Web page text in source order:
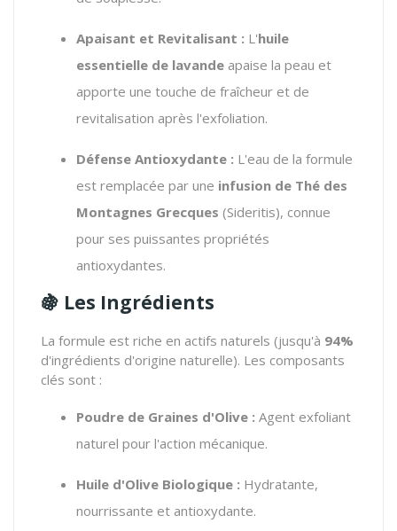
Apaisant et Revitalisant : L'huile
essentielle de lavande apaise la peau et
apporte une touche de fraîcheur et de
revitalisation après l'exfoliation.
Défense Antioxydante : L'eau de la formule
est remplacée par une infusion de Thé des
Montagnes Grecques (Sideritis), connue
pour ses puissantes propriétés
antioxydantes.
🍇 Les Ingrédients
La formule est riche en actifs naturels (jusqu'à 94%
d'ingrédients d'origine naturelle). Les composants
clés sont :
Poudre de Graines d'Olive : Agent exfoliant
naturel pour l'action mécanique.
Huile d'Olive Biologique : Hydratante,
nourrissante et antioxydante.